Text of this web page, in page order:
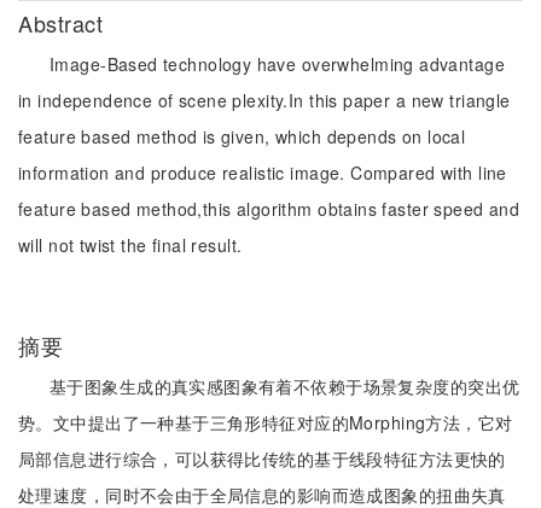
Abstract
Image-Based technology have overwhelming advantage
in independence of scene plexity.In this paper a new triangle
feature based method is given, which depends on local
information and produce realistic image. Compared with line
feature based method,this algorithm obtains faster speed and
will not twist the final result.
摘要
基于图象生成的真实感图象有着不依赖于场景复杂度的突出优
势。文中提出了一种基于三角形特征对应的Morphing方法，它对
局部信息进行综合，可以获得比传统的基于线段特征方法更快的
处理速度，同时不会由于全局信息的影响而造成图象的扭曲失真